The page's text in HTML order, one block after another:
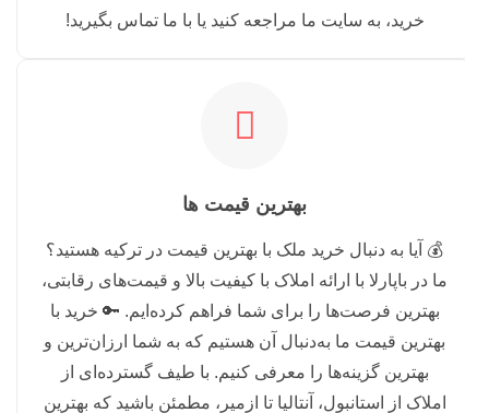
خرید، به سایت ما مراجعه کنید یا با ما تماس بگیرید!
بهترین قیمت ها
💰 آیا به دنبال خرید ملک با بهترین قیمت در ترکیه هستید؟
ما در باپارلا با ارائه املاک با کیفیت بالا و قیمت‌های رقابتی،
بهترین فرصت‌ها را برای شما فراهم کرده‌ایم. 🔑 خرید با
بهترین قیمت ما به‌دنبال آن هستیم که به شما ارزان‌ترین و
بهترین گزینه‌ها را معرفی کنیم. با طیف گسترده‌ای از
املاک از استانبول، آنتالیا تا ازمیر، مطمئن باشید که بهترین